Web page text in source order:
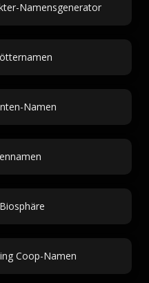
Namensgenerator
Namen
Coop-Namen